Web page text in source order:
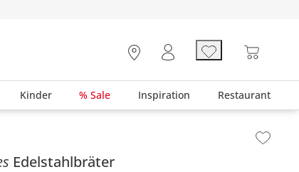
Kinder % Sale Inspiration Restaurant
Seitenleiste überspringen - Zum Seitenende
Edelstahlbräter